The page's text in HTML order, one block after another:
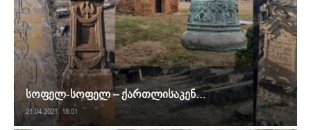
სოფელ-სოფელ – ქართლისაკენ…
21.04.2021. 18:01